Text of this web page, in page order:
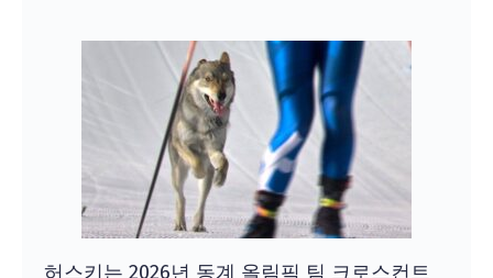
허스키는 2026년 동계 올림픽 팀 크로스컨트